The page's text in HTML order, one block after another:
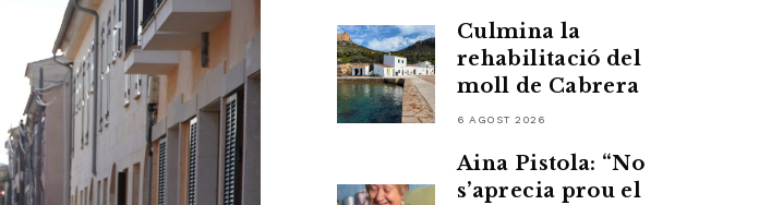
Culmina la
rehabilitació del
moll de Cabrera
6 AGOST 2026
Aina Pistola: “No
s’aprecia prou el